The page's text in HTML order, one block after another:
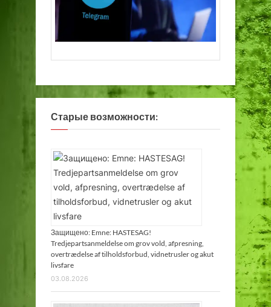
Старые возможности:
Защищено: Emne: HASTESAG!
Tredjepartsanmeldelse om grov vold, afpresning,
overtrædelse af tilholdsforbud, vidnetrusler og akut
livsfare
03.08.2026